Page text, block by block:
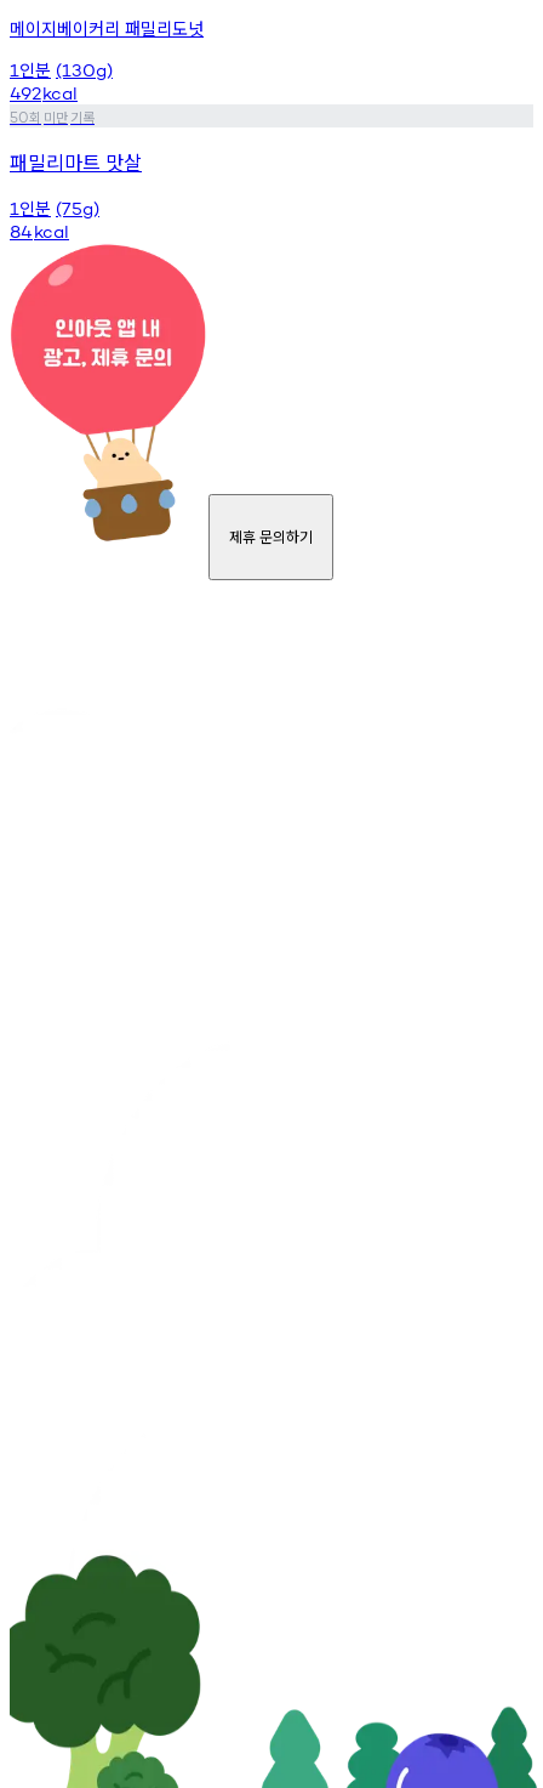
메이지베이커리 패밀리도넛
1 인분 (130g)
492kcal
50회 미만기록
패밀리마트 맛살
1 인분 (75g)
84kcal
제휴 문의하기